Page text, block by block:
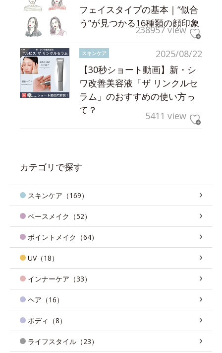
フェイスタイプの基本｜“似合
う”が見つかる16種類の顔印象
238957 view
2025/08/22
スキンケア
【30秒ショート動画】新・シ
ワ改善美容液「ザ リンクルセ
ラム」のおすすめの使い方っ
て？
5411 view
カテゴリで探す
スキンケア（169）
ベースメイク（52）
ポイントメイク（64）
UV（18）
インナーケア（33）
ヘア（16）
ボディ（8）
ライフスタイル（23）